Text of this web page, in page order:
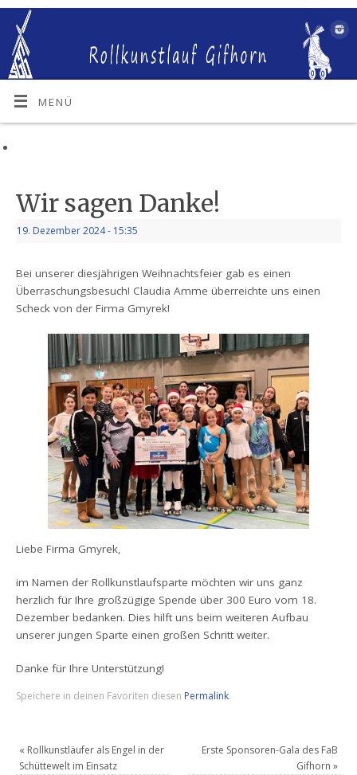
MENÜ
Wir sagen Danke!
19. Dezember 2024- 15:35
Bei unserer diesjährigen Weihnachtsfeier gab es einen
Überraschungsbesuch! Claudia Amme überreichte uns einen
Scheck von der Firma Gmyrek!
Liebe Firma Gmyrek,
im Namen der Rollkunstlaufsparte möchten wir uns ganz
herzlich für Ihre großzügige Spende über 300 Euro vom 18.
Dezember bedanken. Dies hilft uns beim weiteren Aufbau
unserer jungen Sparte einen großen Schritt weiter.
Danke für Ihre Unterstützung!
Speichere in deinen Favoriten diesen Permalink.
« Rollkunstläufer als Engel in der
Schüttewelt im Einsatz
Erste Sponsoren-Gala des FaB
Gifhorn »